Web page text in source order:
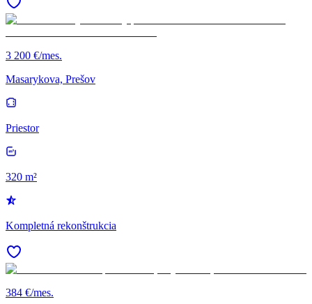
3 200 €/mes.
Masarykova, Prešov
Priestor
320 m²
Kompletná rekonštrukcia
384 €/mes.